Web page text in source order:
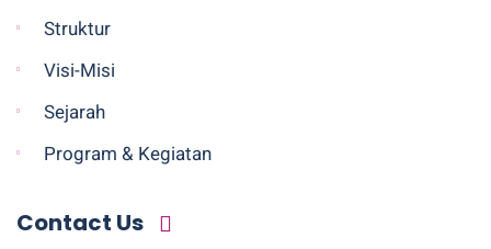
Struktur
Visi-Misi
Sejarah
Program & Kegiatan
Contact Us